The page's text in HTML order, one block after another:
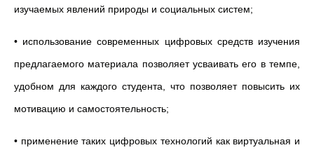
изучаемых явлений природы и социальных систем;
• использование современных цифровых средств изучения
предлагаемого материала позволяет усваивать его в темпе,
удобном для каждого студента, что позволяет повысить их
мотивацию и самостоятельность;
• применение таких цифровых технологий как виртуальная и